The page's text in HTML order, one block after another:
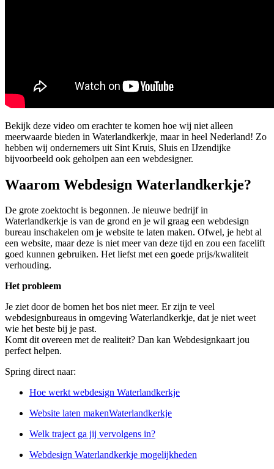
Bekijk deze video om erachter te komen hoe wij niet alleen
meerwaarde bieden in Waterlandkerkje, maar in heel Nederland! Zo
hebben wij ondernemers uit Sint Kruis, Sluis en IJzendijke
bijvoorbeeld ook geholpen aan een webdesigner.
Waarom Webdesign Waterlandkerkje?
De grote zoektocht is begonnen. Je nieuwe bedrijf in
Waterlandkerkje is van de grond en je wil graag een webdesign
bureau inschakelen om je website te laten maken. Ofwel, je hebt al
een website, maar deze is niet meer van deze tijd en zou een facelift
goed kunnen gebruiken. Het liefst met een goede prijs/kwaliteit
verhouding.
Het probleem
Je ziet door de bomen het bos niet meer. Er zijn te veel
webdesignbureaus in omgeving Waterlandkerkje, dat je niet weet
wie het beste bij je past.
Komt dit overeen met de realiteit? Dan kan Webdesignkaart jou
perfect helpen.
Spring direct naar:
Hoe werkt webdesign Waterlandkerkje
Website laten makenWaterlandkerkje
Welk traject ga jij vervolgens in?
Webdesign Waterlandkerkje mogelijkheden